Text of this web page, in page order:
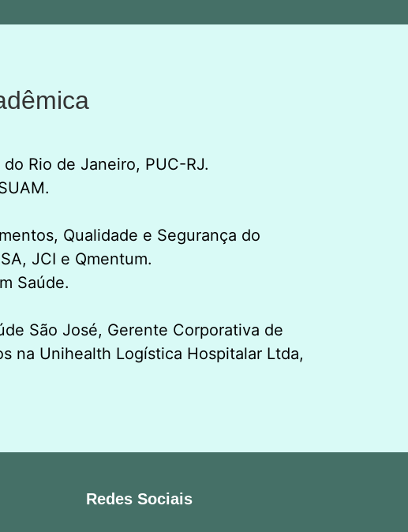
Rio de Janeiro, PUC-RJ.
Qualidade e Segurança do
JCI e Qmentum.
Saúde.
São José, Gerente Corporativa de
na Unihealth Logística Hospitalar Ltda,
Redes Sociais